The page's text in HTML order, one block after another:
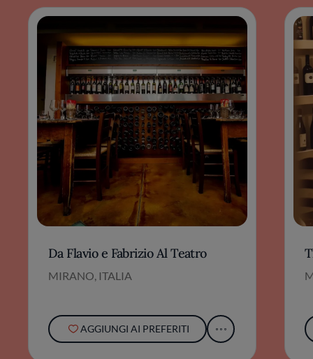
Da Flavio e Fabrizio Al Teatro
MIRANO, ITALIA
AGGIUNGI AI PREFERITI